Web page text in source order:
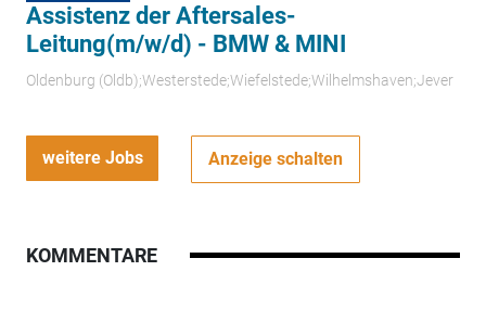
Assistenz der Aftersales-
Leitung(m/w/d) - BMW & MINI
Oldenburg (Oldb);Westerstede;Wiefelstede;Wilhelmshaven;Jever
weitere Jobs Anzeige schalten
KOMMENTARE